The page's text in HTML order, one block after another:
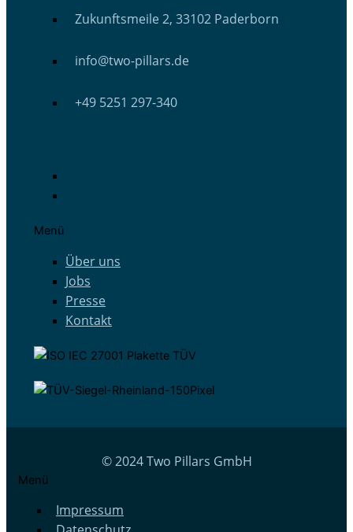
Zukunftsmeile 2, 33102 Paderborn
info@two-pillars.de
+49 5251 297-340
Menü
Über uns
Jobs
Presse
Kontakt
© 2024 Two Pillars GmbH
Menü
Impressum